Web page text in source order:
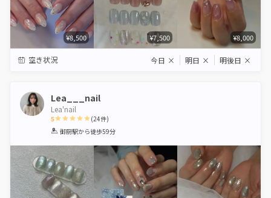
¥8,500 ¥7,500 ¥8,000
空き状況 今日 × 明日 × 明後日 ×
Lea___nail
Lea'nail
5
1 2 3 4 5
(24件)
御厨駅から徒歩59分